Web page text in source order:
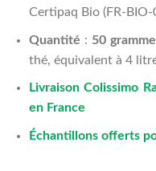
Certipaq Bio (FR-BIO-
Quantité : 50
thé, équivalent à 4
Livraison Colissimo
en France
Échantillons offerts